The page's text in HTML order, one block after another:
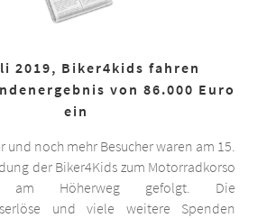
2019, Biker4kids fahren
von 86.000 Euro
ein
und noch mehr Besucher waren am 15.
der Biker4Kids zum Motorradkorso
Höherweg gefolgt. Die
und viele weitere Spenden